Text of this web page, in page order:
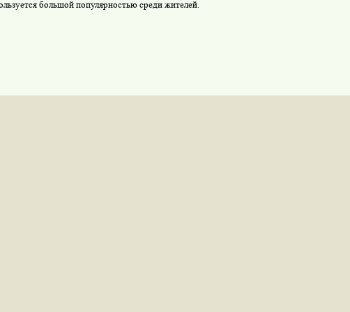
большой популярностью среди жителей.